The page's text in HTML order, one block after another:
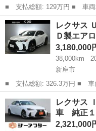
■ 支払総額: 129万円 ■ 車両本体価格： 1,160,000 円 ■ メーカー
名： レクサス ■ 車種名：
ｈ バージョンＣ 新品後期ス
ーシート／シ...
埼玉 北足立郡
レクサス
Ｄ製エア
3,180,000
38,000km
新座市
■ 支払総額: 326.3万円 ■ 車両本体価格： 3,180,000 円 ■ メーカ
ー名： レクサス ■ 車種名
０ Ｆスポーツ ＴＲＤ製
イブレコー...
埼玉 新座市 レクサス
レクサス
車 純正
2,321,000